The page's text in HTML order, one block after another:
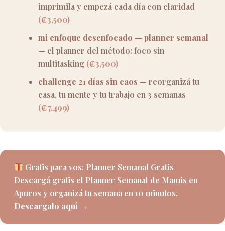
imprimila y empezá cada día con claridad
(₡3,500)
mi enfoque desenfocado — planner semanal
— el planner del método: foco sin
multitasking (₡3,500)
challenge 21 días sin caos — reorganizá tu
casa, tu mente y tu trabajo en 3 semanas
(₡7,499)
Gratis para vos: Planner Semanal Gratis
Descargá gratis el Planner Semanal de Mamis en
Apuros y organizá tu semana en 10 minutos.
Descargalo aquí →